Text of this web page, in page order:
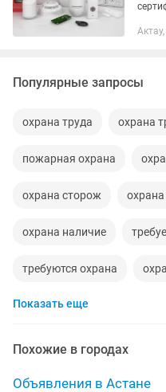
Популярные запросы
охрана труда охрана
пожарная охрана
охрана сторож
охрана наличие
требуются охрана
безопасность охрана
Показать еще
Похожие в городах
Объявления в Астане